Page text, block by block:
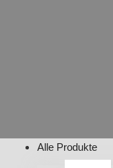
Alle Produkte